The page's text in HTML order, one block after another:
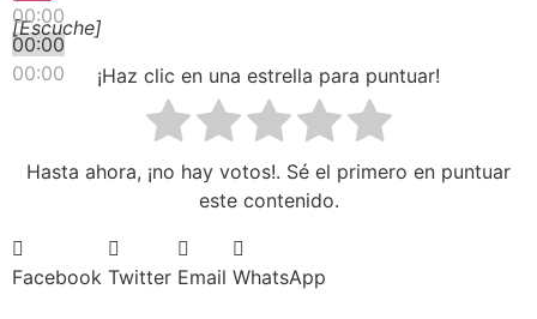
00:00
00:00
00:00
[Escuche]
¡Haz clic en una estrella para puntuar!
Hasta ahora, ¡no hay votos!. Sé el primero en puntuar
este contenido.
Facebook Twitter Email WhatsApp